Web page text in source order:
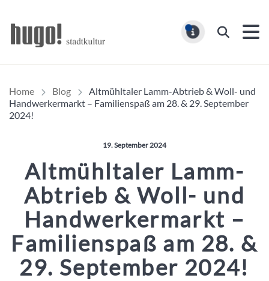
Suchen
Home Blog
Altmühltaler Lamm-Abtrieb & Woll- und
Handwerkermarkt – Familienspaß am 28. & 29. September
2024!
Veröffentlicht am:
19. September 2024
Altmühltaler Lamm-
Abtrieb & Woll- und
Handwerkermarkt –
Familienspaß am 28. &
29. September 2024!